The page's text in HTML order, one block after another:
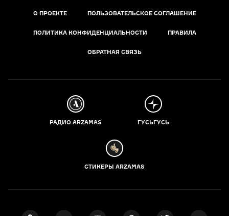
О ПРОЕКТЕ ПОЛЬЗОВАТЕЛЬСКОЕ СОГЛАШЕНИЕ
ПОЛИТИКА КОНФИДЕНЦИАЛЬНОСТИ ПРАВИЛА
ОБРАТНАЯ СВЯЗЬ
РАДИО ARZAMAS ГУСЬГУСЬ
СТИКЕРЫ ARZAMAS